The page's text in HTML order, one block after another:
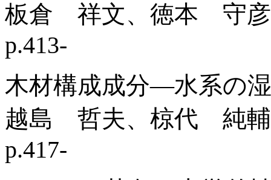
板倉 祥文、徳本 守彦
p.413-
木材構成成分―水系の
越島 哲夫、椋代 純
p.417-